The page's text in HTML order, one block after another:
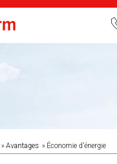
Avantages Économie d'énergie